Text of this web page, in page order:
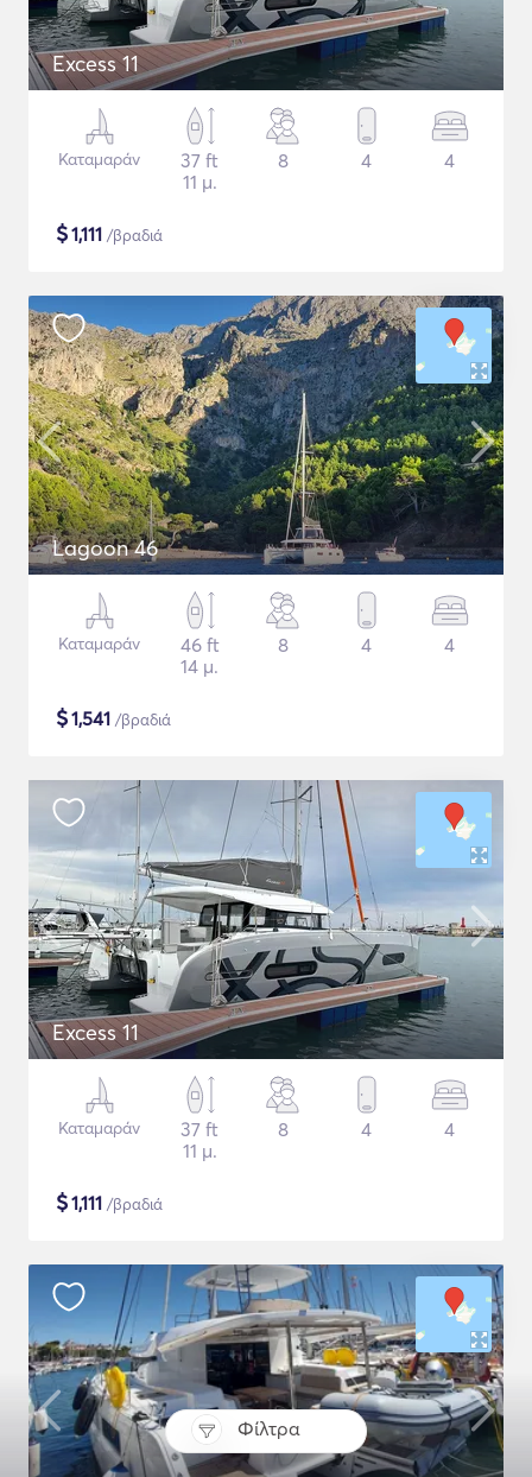
Φίλτρα
Excess 11
Καταμαράν
37 ft
11 μ.
8 4 4
$1,111 /βραδιά
Lagoon 46
Καταμαράν
46 ft
14 μ.
8 4 4
$1,541 /βραδιά
Excess 11
Καταμαράν
37 ft
11 μ.
8 4 4
$1,111 /βραδιά